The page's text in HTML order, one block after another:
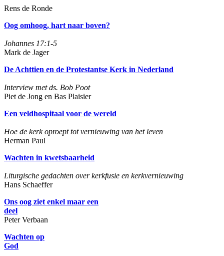
Rens de Ronde
Oog omhoog, hart naar boven?
Johannes 17:1-5
Mark de Jager
De Achttien en de Protestantse Kerk in Nederland
Interview met ds. Bob Poot
Piet de Jong en Bas Plaisier
Een veldhospitaal voor de wereld
Hoe de kerk oproept tot vernieuwing van het leven
Herman Paul
Wachten in kwetsbaarheid
Liturgische gedachten over kerkfusie en kerkvernieuwing
Hans Schaeffer
Ons oog ziet enkel maar een
deel
Peter Verbaan
Wachten op
God